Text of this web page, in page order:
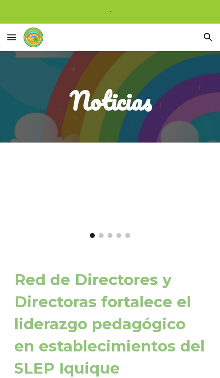
.
Noticias
Red de Directores y
Directoras fortalece el
liderazgo pedagógico
en establecimientos del
SLEP Iquique